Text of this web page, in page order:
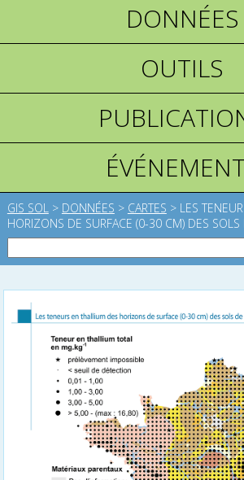
DONNÉES
OUTILS
GIS SOL > DONNÉES > CARTES > LES
HORIZONS DE SURFACE (0-30 CM) DES SOLS